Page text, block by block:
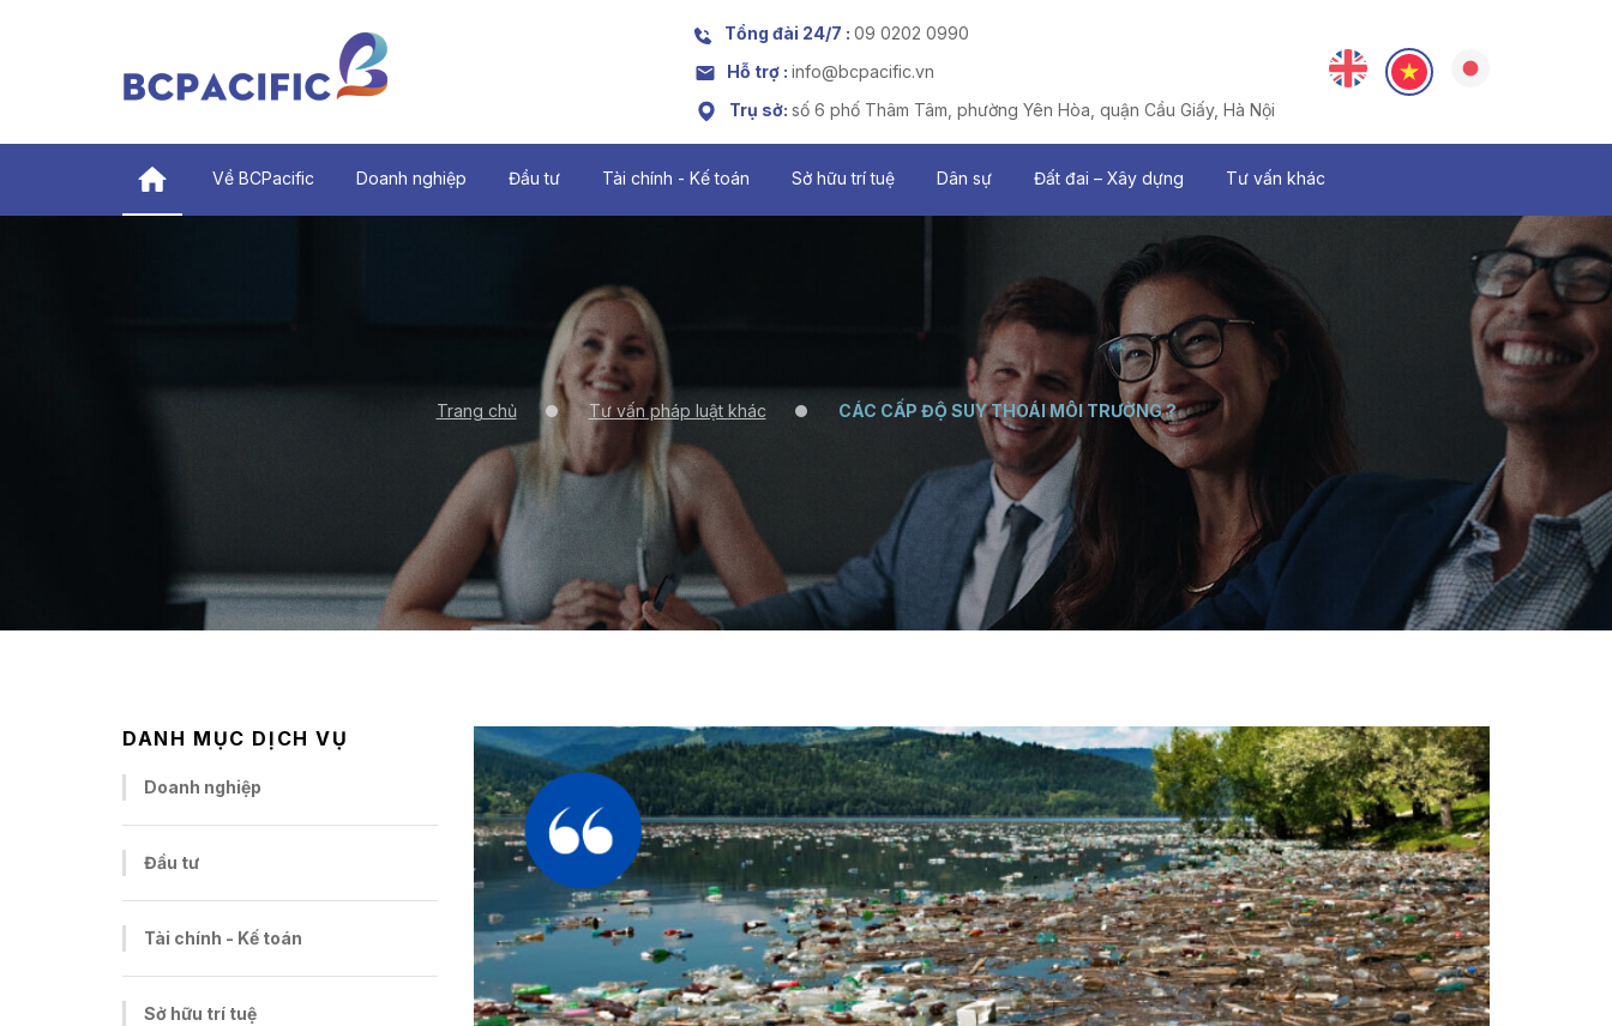
Tổng đài 24/7 : 09 0202 0990
Hỗ trợ : info@bcpacific.vn
Trụ sở: số 6 phố Thâm Tâm, phường Yên Hòa, quận Cầu Giấy, Hà Nội
Về BCPacific Doanh nghiệp Đầu tư Tài chính - Kế toán Sở hữu trí tuệ Dân sự Đất đai – Xây dựng Tư vấn khác
Trang chủ Tư vấn pháp luật khác CÁC CẤP ĐỘ SUY THOÁI MÔI TRƯỜNG ?
DANH MỤC DỊCH VỤ
Doanh nghiệp
Đầu tư
Tài chính - Kế toán
Sở hữu trí tuệ